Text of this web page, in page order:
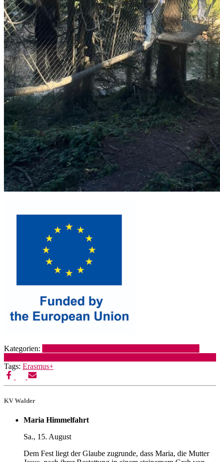
Kategorien:
Tags: Erasmus+
KV Walder
Maria Himmelfahrt
Sa., 15. August
Dem Fest liegt der Glaube zugrunde, dass Maria, die Mutter